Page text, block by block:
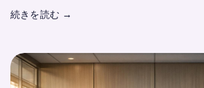
続きを読む →